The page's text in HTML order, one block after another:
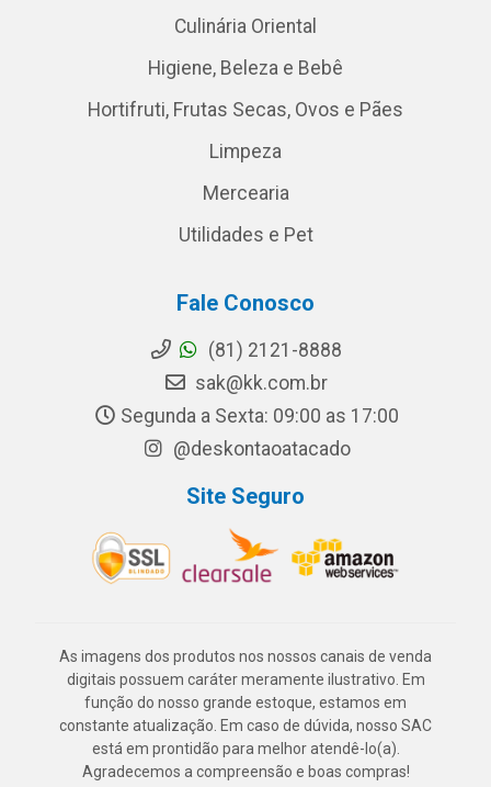
Culinária Oriental
Higiene, Beleza e Bebê
Hortifruti, Frutas Secas, Ovos e Pães
Limpeza
Mercearia
Utilidades e Pet
Fale Conosco
(81) 2121-8888
sak@kk.com.br
Segunda a Sexta: 09:00 as 17:00
@deskontaoatacado
Site Seguro
As imagens dos produtos nos nossos canais de venda
digitais possuem caráter meramente ilustrativo. Em
função do nosso grande estoque, estamos em
constante atualização. Em caso de dúvida, nosso SAC
está em prontidão para melhor atendê-lo(a).
Agradecemos a compreensão e boas compras!